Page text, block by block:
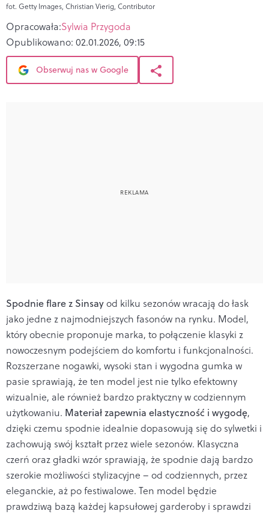
fot. Getty Images, Christian Vierig, Contributor
Opracowała:Sylwia Przygoda
Opublikowano: 02.01.2026, 09:15
Obserwuj nas w Google
Spodnie flare z Sinsayod kilku sezonów wracają do łask
jako jedne z najmodniejszych fasonów na rynku. Model,
który obecnie proponuje marka, to połączenie klasyki z
nowoczesnym podejściem do komfortu i funkcjonalności.
Rozszerzane nogawki, wysoki stan i wygodna gumka w
pasie sprawiają, że ten model jest nie tylko efektowny
wizualnie, ale również bardzo praktyczny w codziennym
użytkowaniu. Materiał zapewnia elastyczność i wygodę,
dzięki czemu spodnie idealnie dopasowują się do sylwetki i
zachowują swój kształt przez wiele sezonów. Klasyczna
czerń oraz gładki wzór sprawiają, że spodnie dają bardzo
szerokie możliwości stylizacyjne – od codziennych, przez
eleganckie, aż po festiwalowe. Ten model będzie
prawdziwą bazą każdej kapsułowej garderoby i sprawdzi